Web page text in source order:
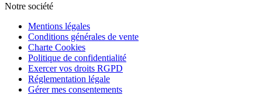
Notre société
Mentions légales
Conditions générales de vente
Charte Cookies
Politique de confidentialité
Exercer vos droits RGPD
Réglementation légale
Gérer mes consentements